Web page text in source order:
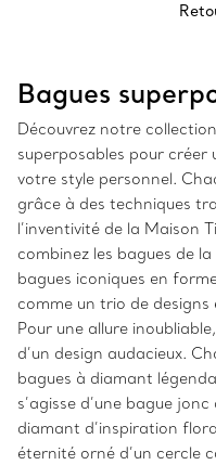
Bagues
Découvrez notre
superposables pour créer
votre style personnel.
grâce à des techniques
l’inventivité de la Maison
combinez les bagues de
bagues iconiques en
comme un trio de
Pour une allure
d’un design audacieux.
bagues à diamant
s’agisse d’une bague
diamant d’inspiration
éternité orné d’un cercle